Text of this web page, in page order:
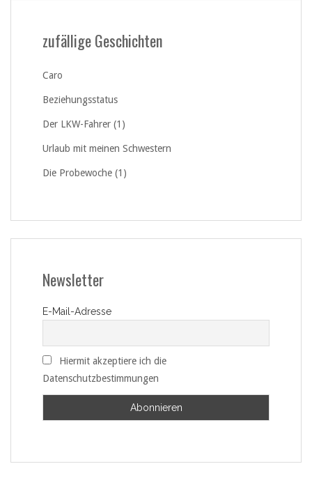
zufällige Geschichten
Caro
Beziehungsstatus
Der LKW-Fahrer (1)
Urlaub mit meinen Schwestern
Die Probewoche (1)
Newsletter
E-Mail-Adresse
Hiermit akzeptiere ich die
Datenschutzbestimmungen